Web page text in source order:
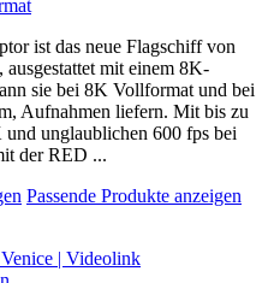
ist das neue Flagschiff von
ausgestattet mit einem 8K-
sie bei 8K Vollformat und bei
Aufnahmen liefern. Mit bis zu
und unglaublichen 600 fps bei
der RED ...
Passende Produkte anzeigen